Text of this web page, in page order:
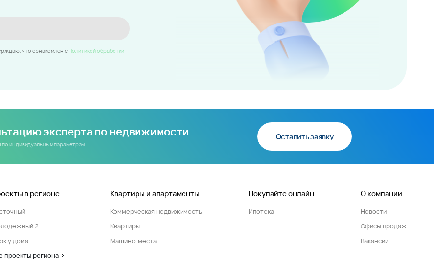
что ознакомлен c Политикой обработки
эксперта по недвижимости
по индивидуальным параметрам
Оставить заявку
в регионе
2
у дома
проекты региона
Квартиры и апартаменты
Коммерческая недвижимость
Квартиры
Машино-места
Покупайте онлайн
Ипотека
О компании
Новости
Офисы продаж
Вакансии